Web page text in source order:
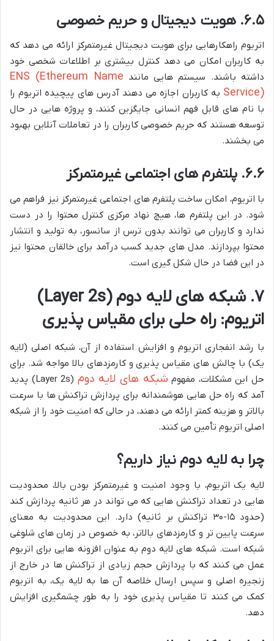
۶.۵. هویت دیجیتال و حریم خصوصی
اتریوم راهکارهایی برای هویت دیجیتال غیرمتمرکز ارائه می دهد که
به کاربران امکان می دهد کنترل بیشتری بر اطلاعات شخصی خود
داشته باشند. سیستم هایی مانند ENS (Ethereum Name
Service) به کاربران اجازه می دهند آدرس های پیچیده اتریوم را
با نام های قابل فهم انسانی جایگزین کنند، و پروژه هایی در حال
توسعه هستند که حریم خصوصی کاربران را در تعاملات آنلاین بهبود
می بخشند.
۶.۶. پلتفرم های اجتماعی غیرمتمرکز
با اتریوم، امکان ساخت پلتفرم های اجتماعی غیرمتمرکز نیز فراهم می
شود. در این پلتفرم ها، هیچ نهاد مرکزی کنترل محتوا را در دست
ندارد و کاربران می توانند بدون ترس از سانسور، به تولید و انتشار
محتوا بپردازند. مدل های جدید کسب درآمد برای خالقان محتوا نیز
در این فضا در حال شکل گیری است.
۷. شبکه های لایه دوم (Layer 2s)
اتریوم: راه حلی برای مقیاس پذیری
با رشد انفجاری اتریوم و افزایش استفاده از آن، شبکه اصلی (لایه
یک) با چالش های مقیاس پذیری و کارمزدهای بالا مواجه شد. برای
حل این مشکلات، مفهوم شبکه های لایه دوم
(Layer 2s) پدید
آمد که راه حل هایی هوشمندانه برای پردازش تراکنش ها با سرعت
بالاتر و هزینه کمتر ارائه می دهند، در حالی که امنیت خود را از شبکه
اصلی اتریوم تأمین می کنند.
چرا به لایه دوم نیاز داریم؟
لایه یک اتریوم، با وجود امنیت و غیرمتمرکز بودن بالا، محدودیت
هایی در تعداد تراکنش هایی که می تواند در هر ثانیه پردازش کند
(حدود ۱۵-۳۰ تراکنش بر ثانیه) دارد. این محدودیت به معنای
سرعت پایین تر و کارمزدهای بالاتر، به خصوص در زمان های شلوغی
شبکه است. شبکه های لایه دوم به عنوان افزونه هایی برای اتریوم
عمل می کنند که با پردازش حجم زیادی از تراکنش ها در خارج از
زنجیره اصلی و سپس ارسال خلاصه آن ها به لایه یک، به اتریوم
کمک می کنند تا مقیاس پذیری خود را به طور چشمگیری افزایش
دهد.